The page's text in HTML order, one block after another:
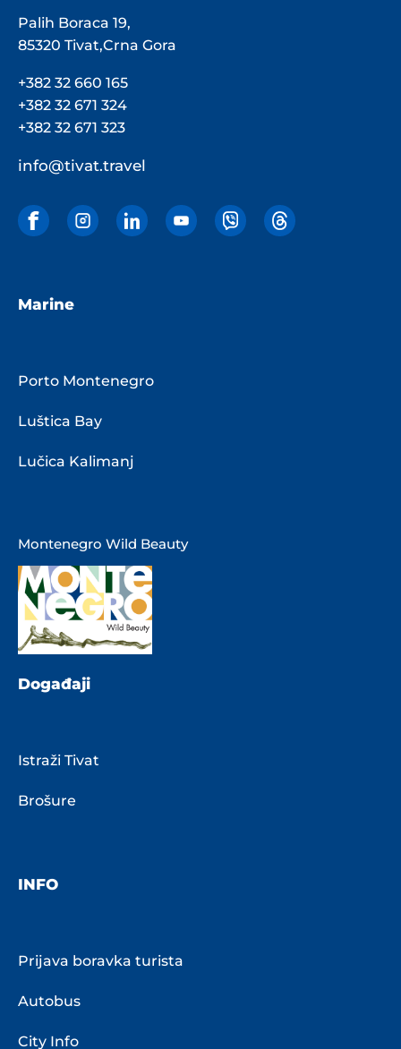
Palih Boraca 19,
85320 Tivat,Crna Gora
+382 32 660 165
+382 32 671 324
+382 32 671 323
info@tivat.travel
Marine
Porto Montenegro
Luštica Bay
Lučica Kalimanj
Montenegro Wild Beauty
Događaji
Istraži Tivat
Brošure
INFO
Prijava boravka turista
Autobus
City Info